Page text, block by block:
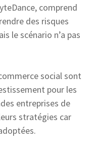
comprend
des risques
le scénario n’a pas
social sont
pour les
entreprises de
stratégies car